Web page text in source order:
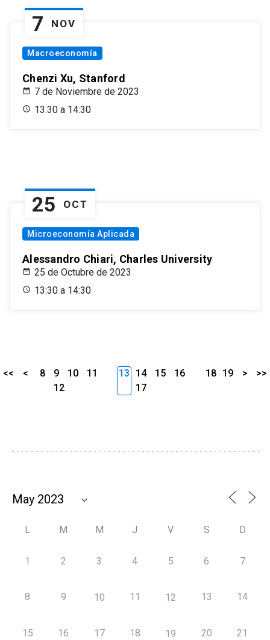
7 NOV
Macroeconomía
Chenzi Xu, Stanford
7 de Noviembre de 2023
13:30 a 14:30
25 OCT
Microeconomía Aplicada
Alessandro Chiari, Charles University
25 de Octubre de 2023
13:30 a 14:30
<< < 8 9 10
11
12
13 14 15
16
17
18 19 > >>
L M M J V S D
1 2 3 4 5 6 7
8 9 10 11 12 13 14
15 16 17 18 19 20 21